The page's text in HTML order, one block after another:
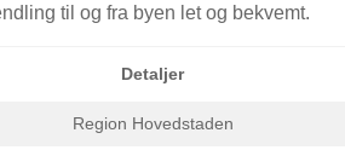
til og fra byen let og bekvemt.
Detaljer
Region Hovedstaden